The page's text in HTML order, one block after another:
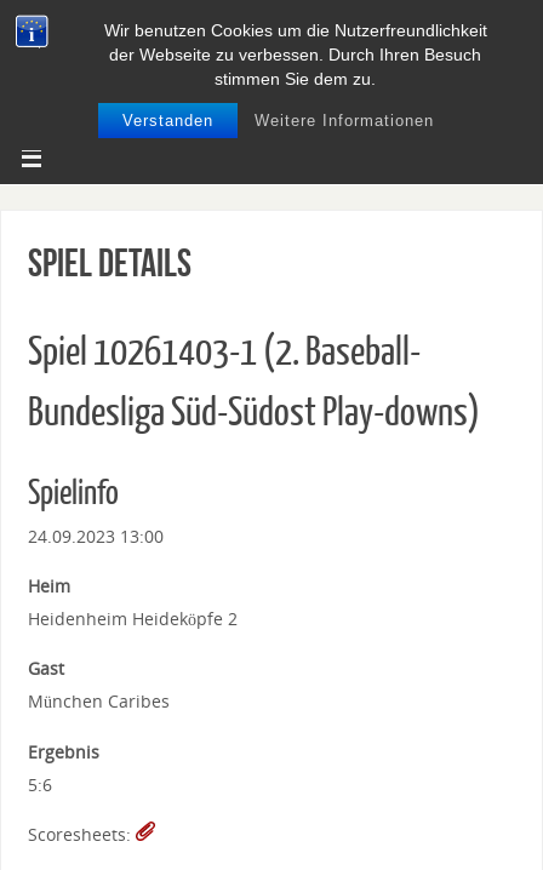
Wir benutzen Cookies um die Nutzerfreundlichkeit
der Webseite zu verbessen. Durch Ihren Besuch
stimmen Sie dem zu.
Verstanden Weitere Informationen
BASEBALL UND SOFTBALL IN
NIEDERSACHSEN
Spiel Details
Spiel 10261403-1 (2. Baseball-
Bundesliga Süd-Südost Play-downs)
Spielinfo
24.09.2023 13:00
Heim
Heidenheim Heideköpfe 2
Gast
München Caribes
Ergebnis
5:6
Scoresheets: